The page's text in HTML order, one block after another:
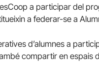
a participar del
a federar-se a
d’alumnes a
compartir en espais